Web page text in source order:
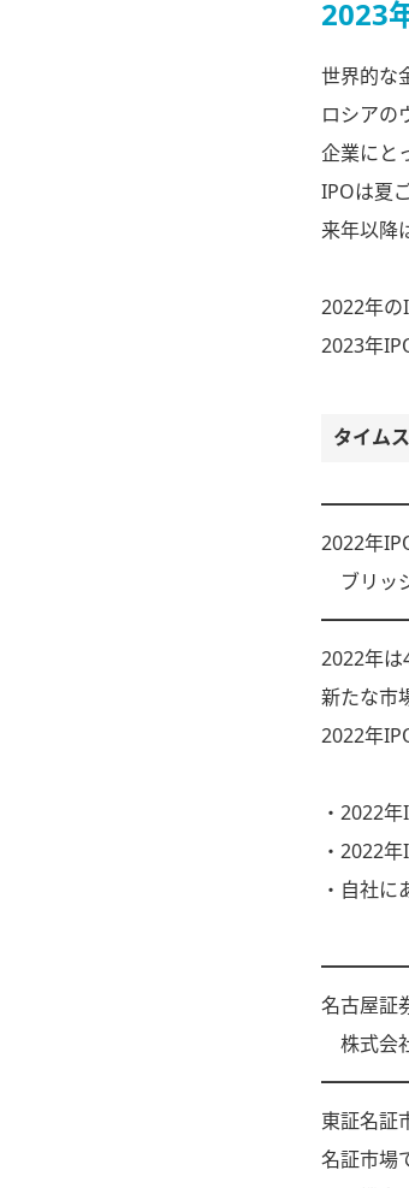
2023
世界的な
ロシアの
企業にと
IPOは夏
来年以降
2022年の
2023年
タイム
2022年
ブリッ
2022年は
新たな市
2022年
・2022
・2022
・自社に
名古屋証
株式会
東証名証
名証市場